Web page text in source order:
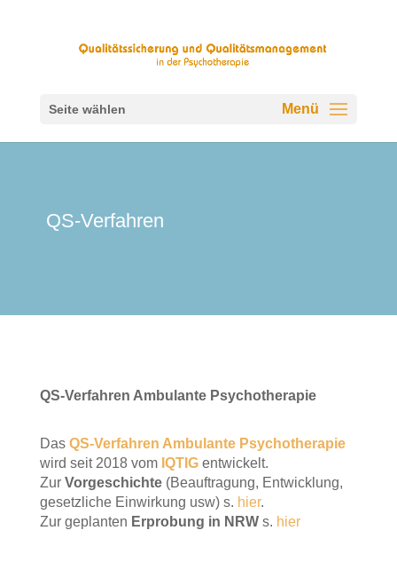
Seite wählen
QS-Verfahren
QS-Verfahren Ambulante Psychotherapie
Das QS-Verfahren Ambulante Psychotherapie
wird seit 2018 vom IQTIGentwickelt.
Zur Vorgeschichte(Beauftragung, Entwicklung,
gesetzliche Einwirkung usw) s. hier.
Zur geplanten Erprobung in NRWs. hier